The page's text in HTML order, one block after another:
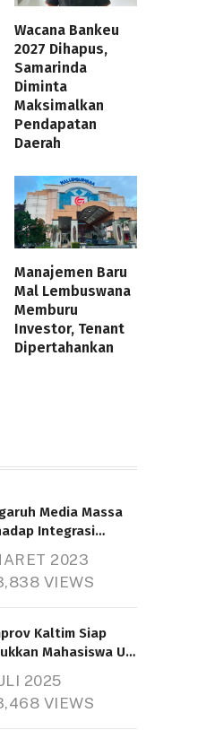
Wacana Bankeu
2027 Dihapus,
Samarinda
Diminta
Maksimalkan
Pendapatan
Daerah
Manajemen Baru
Mal Lembuswana
Memburu
Investor, Tenant
Dipertahankan
Media Massa
Integrasi
2023
VIEWS
Kaltim Siap
Mahasiswa UT
Pendidikan
2025
VIEWS